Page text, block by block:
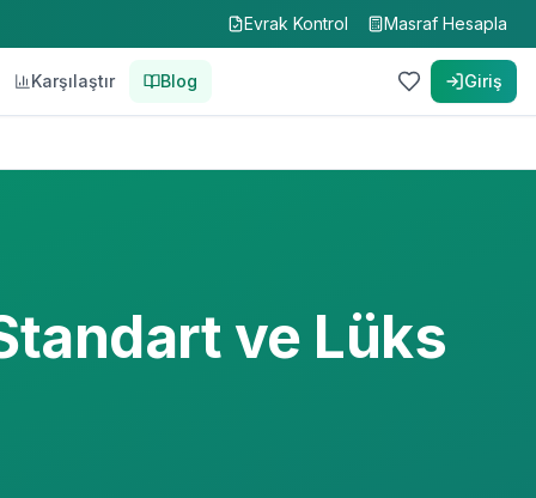
Evrak Kontrol Masraf Hesapla
Karşılaştır Blog Giriş
ve Lüks